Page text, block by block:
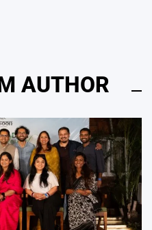
AUTHOR